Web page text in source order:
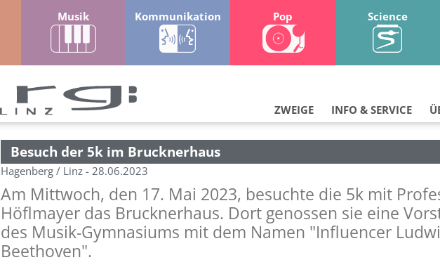
Musik Kommunikation Pop Science
INFO & SERVICE
ZWEIGE
Besuch der 5k im Brucknerhaus
Hagenberg / Linz - 28.06.2023
Am Mittwoch, den 17. Mai 2023, besuchte die 5k mit
Höflmayer das Brucknerhaus. Dort genossen sie eine
des Musik-Gymnasiums mit dem Namen "Influencer
Beethoven".